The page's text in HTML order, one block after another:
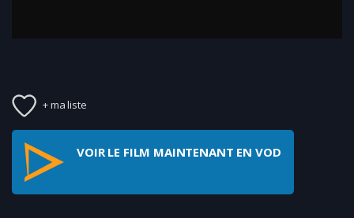
+ ma liste
VOIR LE FILM MAINTENANT EN VOD